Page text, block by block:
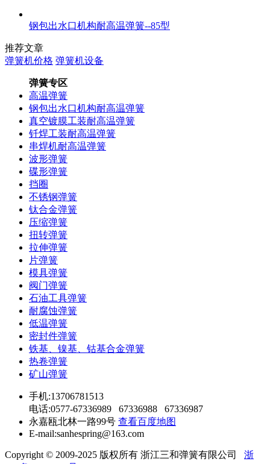
钢包出水口机构耐高温弹簧--85型
推荐文章
弹簧机价格 弹簧机设备
弹簧专区
高温弹簧
钢包出水口机构耐高温弹簧
真空镀膜工装耐高温弹簧
钎焊工装耐高温弹簧
串焊机耐高温弹簧
波形弹簧
碟形弹簧
挡圈
不锈钢弹簧
钛合金弹簧
压缩弹簧
扭转弹簧
拉伸弹簧
片弹簧
模具弹簧
阀门弹簧
石油工具弹簧
耐腐蚀弹簧
低温弹簧
密封件弹簧
铁基、镍基、钴基合金弹簧
热卷弹簧
矿山弹簧
手机:13706781513
电话:0577-67336989 67336988 67336987
永嘉瓯北林一路99号 查看百度地图
E-mail:sanhespring@163.com
Copyright © 2009-2025 版权所有 浙江三和弹簧有限公司 浙